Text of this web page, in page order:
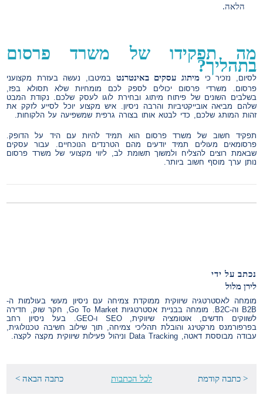
הלאה.
מה תפקידו של משרד פרסום
בתהליך?
לסיום, נזכיר כי מיתוג עסקים באינטרנט במיטבו, נעשה בעזרת מקצועני
פרסום. משרדי פרסום יכולים לספק לכם מומחיות שלא תסולא בפז,
בשלבים השונים של פיתוח מיתוג ובחירת לוגו לעסק שלכם. נקודת המבט
שלהם מביאה אובייקטיביות והרבה ניסיון. איש מקצוע יוכל לסייע לזקק את
זהות המותג שלכם, כדי לבטא אותו בצורה גרפית שמשפיעה על הלקוחות.
תפקיד חשוב של משרד פרסום הוא תמיד להיות עם היד על הדופק.
פרסומאים מעולים תמיד יודעים מהם הטרנדים הנוכחיים. עבור עסקים
שבאמת רוצים להצליח ולמשוך תשומת לב, ליווי מקצועי של משרד פרסום
נותן ערך מוסף חשוב ביותר.
נכתב על ידי
לירן מלול
מומחה לאסטרטגיה שיווקית ממוקדת צמיחה עם ניסיון מעשי בעולמות ה-
B2B וה-B2C. מומחה בבניית אסטרטגיות Go To Market, חקר שוק, חדירה
לשווקים חדשים, אוטומציה שיווקית, SEO ו-GEO. בעל ניסיון רחב
בפרפורמנס מרקטינג והובלת תהליכי צמיחה, תוך שילוב חשיבה טכנולוגית,
עבודה מבוססת דאטה, Data Tracking וניהול פעילות שיווקית מקצה לקצה.
< כתבה קודמת לכל הכתבות כתבה הבאה >